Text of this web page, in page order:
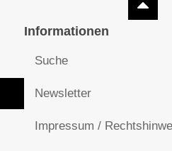
Informationen
Suche
Newsletter
Impressum /